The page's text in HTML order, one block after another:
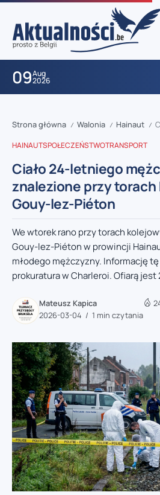
09Aug
2026
Strona główna / Walonia / Hainaut /
HAINAUTSPOŁECZEŃSTWOTRANSPORT
Ciało 24-letniego
znalezione przy
Gouy-lez-Piéton
We wtorek rano przy torach
Gouy-lez-Piéton w prowincji
młodego mężczyzny. Informację
prokuratura w Charleroi. Ofiarą jest
Mateusz Kapica
2026-03-04
1 min czytania